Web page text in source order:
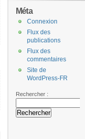
Méta
Connexion
Flux des
publications
Flux des
commentaires
Site de
WordPress-FR
Rechercher :